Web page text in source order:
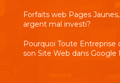
Forfaits web Pages
argent mal investi?
Pourquoi Toute Entreprise
son Site Web dans Google